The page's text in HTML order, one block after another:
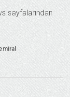
sayfalarından